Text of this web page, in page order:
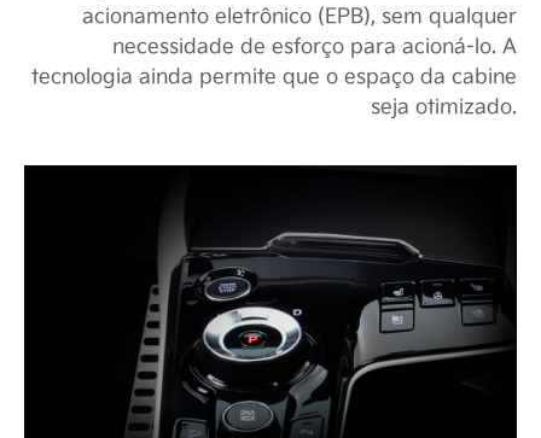
acionamento eletrônico (EPB), sem qualquer
necessidade de esforço para acioná-lo. A
tecnologia ainda permite que o espaço da cabine
seja otimizado.